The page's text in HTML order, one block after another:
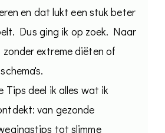
en dat lukt een stuk beter
Dus ging ik op zoek. Naar
extreme diëten of
deel ik alles wat ik
van gezonde
tot slimme